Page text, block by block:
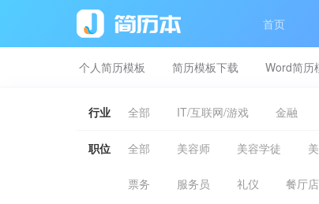
首页
个人简历模板 简历模板下载 Word简历
行业 全部 IT/互联网/游戏 金融
职位 全部 美容师 美容学徒
票务 服务员 礼仪 餐厅